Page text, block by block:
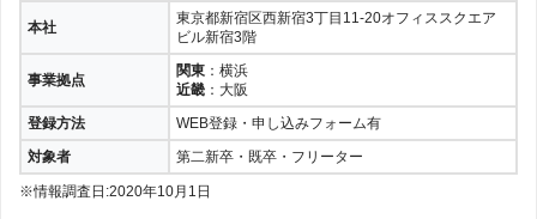
本社
東京都新宿区西新宿3丁目11-20オフィススクエア
ビル新宿3階
事業拠点
関東 ：横浜
近畿 ：大阪
登録方法
WEB登録・申し込みフォーム有
対象者
第二新卒・既卒・フリーター
※情報調査日:2020年10月1日